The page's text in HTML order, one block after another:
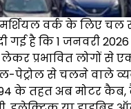
वर्क के लिए चल
गई है कि 1 जनवरी
प्रभावित लोगों से
पेट्रोल से चलने वाले
के तहत अब मोटर कैब,